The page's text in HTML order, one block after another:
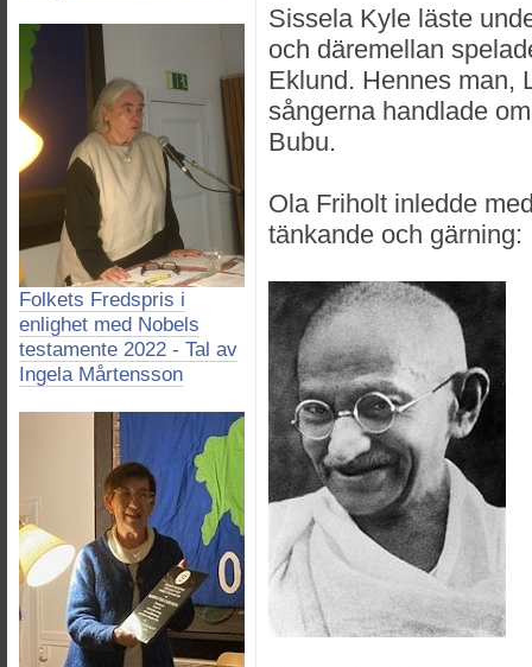
Folkets Fredspris i
enlighet med Nobels
testamente 2022 - Tal av
Ingela Mårtensson
Sissela Kyle läste
och däremellan
Eklund. Hennes man,
sångerna handlade
Bubu.
Ola Friholt inledde
tänkande och gärning: